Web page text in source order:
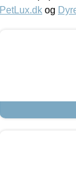
PetLux.dk og